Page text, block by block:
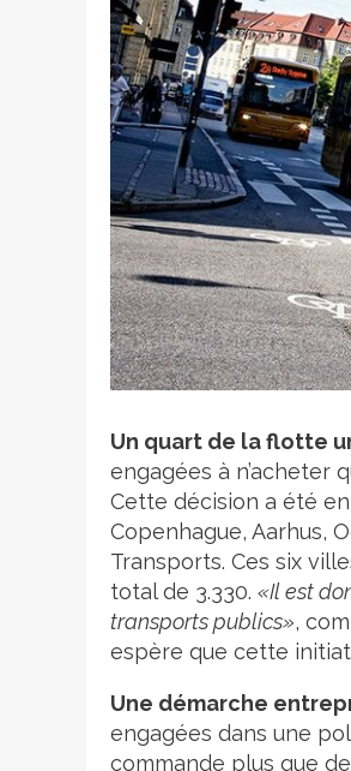
Crédit photo
Un quart de la flotte
engagées à n’acheter
Cette décision a été
Copenhague, Aarhus,
Transports. Ces six
total de 3.330. «Il est
transports publics»,
espère que cette
Une démarche
engagées dans une
commande plus que